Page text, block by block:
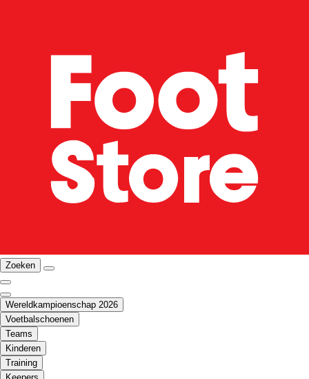
Zoeken
Wereldkampioenschap 2026
Voetbalschoenen
Teams
Kinderen
Training